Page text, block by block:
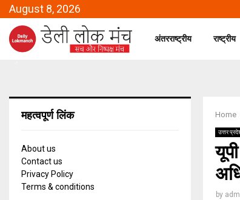
August 8, 2026
अंतरराष्ट्रीय राष्ट्रीय
Home
उत्तर
by
महत्वपूर्ण लिंक
About us
Contact us
Privacy Policy
Terms & conditions